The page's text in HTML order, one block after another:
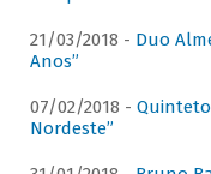
21/03/2018 - Duo
Anos”
07/02/2018 -
Nordeste”